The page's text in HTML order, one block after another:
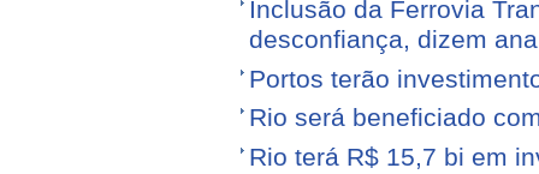
Inclusão da Ferrovia
desconfiança, dizem
Portos terão
Rio será beneficiado
Rio terá R$ 15,7 bi em